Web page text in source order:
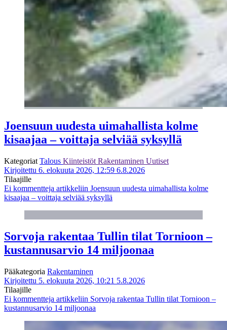
Joensuun uudesta uimahallista kolme
kisaajaa – voittaja selviää syksyllä
Kategoriat Talous Kiinteistöt Rakentaminen Uutiset
Kirjoitettu 6. elokuuta 2026, 12:59 6.8.2026
Tilaajille
Ei kommentteja artikkeliin Joensuun uudesta uimahallista kolme
kisaajaa – voittaja selviää syksyllä
Sorvoja rakentaa Tullin tilat Tornioon –
kustannusarvio 14 miljoonaa
Pääkategoria Rakentaminen
Kirjoitettu 5. elokuuta 2026, 10:21 5.8.2026
Tilaajille
Ei kommentteja artikkeliin Sorvoja rakentaa Tullin tilat Tornioon –
kustannusarvio 14 miljoonaa